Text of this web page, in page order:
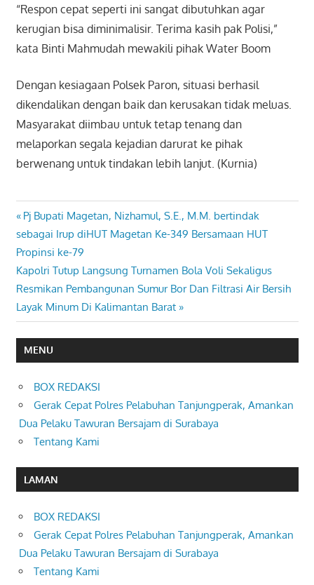
“Respon cepat seperti ini sangat dibutuhkan agar
kerugian bisa diminimalisir. Terima kasih pak Polisi,”
kata Binti Mahmudah mewakili pihak Water Boom
Dengan kesiagaan Polsek Paron, situasi berhasil
dikendalikan dengan baik dan kerusakan tidak meluas.
Masyarakat diimbau untuk tetap tenang dan
melaporkan segala kejadian darurat ke pihak
berwenang untuk tindakan lebih lanjut. (Kurnia)
Navigasi
pos
Previous
Post:
Pj Bupati Magetan, Nizhamul, S.E., M.M. bertindak
sebagai Irup diHUT Magetan Ke-349 Bersamaan HUT
Propinsi ke-79
Next
Post:
Kapolri Tutup Langsung Turnamen Bola Voli Sekaligus
Resmikan Pembangunan Sumur Bor Dan Filtrasi Air Bersih
Layak Minum Di Kalimantan Barat
MENU
BOX REDAKSI
Gerak Cepat Polres Pelabuhan Tanjungperak, Amankan
Dua Pelaku Tawuran Bersajam di Surabaya
Tentang Kami
LAMAN
BOX REDAKSI
Gerak Cepat Polres Pelabuhan Tanjungperak, Amankan
Dua Pelaku Tawuran Bersajam di Surabaya
Tentang Kami